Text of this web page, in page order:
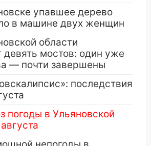
упавшее дерево
в машине двух женщин
области
мостов: один уже
— почти завершены
последствия
погоды в Ульяновской